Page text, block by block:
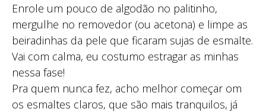
Enrole um pouco de algodão no palitinho,
mergulhe no removedor (ou acetona) e limpe as
beiradinhas da pele que ficaram sujas de esmalte.
Vai com calma, eu costumo estragar as minhas
nessa fase!
Pra quem nunca fez, acho melhor começar om
os esmaltes claros, que são mais tranquilos, já